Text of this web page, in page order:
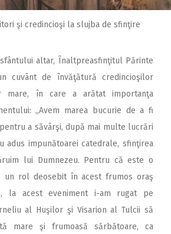
şi credincioşi la slujba de sfinţire
altar, Înaltpreasfinţitul Părinte
cuvânt de învăţătură credincioşilor
mare, în care a arătat importanţa
„Avem marea bucurie de a fi
a săvârşi, după mai multe lucrări
adus impunătoarei catedrale, sfinţirea
lui Dumnezeu. Pentru că este o
un rol deosebit în acest frumos oraş
la acest eveniment i-am rugat pe
al Huşilor şi Visarion al Tulcii să
mare şi frumoasă sărbătoare, ca